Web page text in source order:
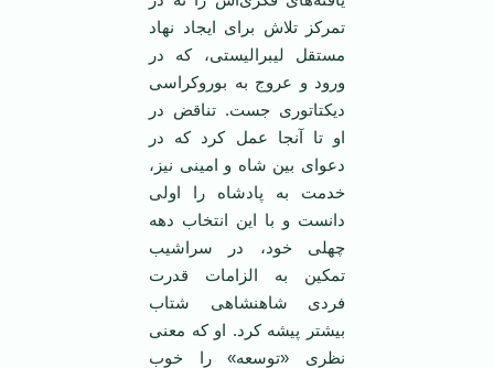
تمرکز تلاش برای ایجاد نهاد
مستقل لیبرالیستی، که در
ورود و عروج به بوروکراسی
دیکتاتوری جست. تناقض در
او تا آنجا عمل کرد که در
دعوای بین شاه و امینی نیز،
خدمت به پادشاه را اولی
دانست و با این انتخاب دهه
چهلی خود، در سراشیب
تمکین به الزامات قدرت
فردی شاهنشاهی شتاب
بیشتر پیشه کرد. او که معنی
نظری «توسعه» را خوب